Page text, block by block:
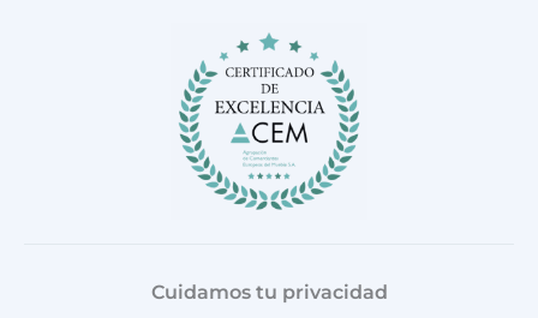
a
m
Cuidamos tu privacidad